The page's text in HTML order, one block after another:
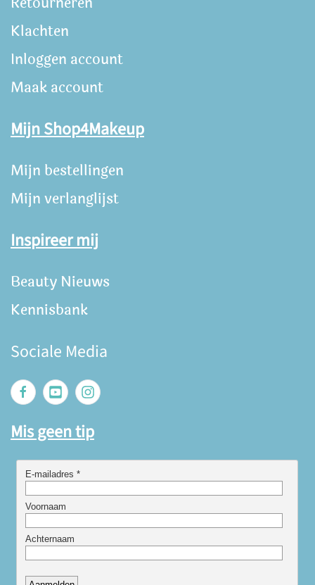
Klachten
Inloggen account
Maak account
Mijn Shop4Makeup
Mijn bestellingen
Mijn verlanglijst
Inspireer mij
Beauty Nieuws
Kennisbank
Sociale Media
Mis geen tip